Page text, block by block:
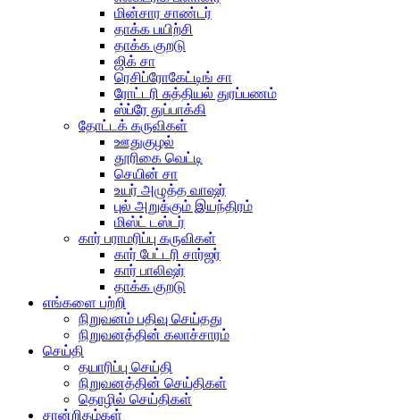
மின்சார சாண்டர்
தாக்க பயிற்சி
தாக்க குறடு
ஜிக் சா
ரெசிப்ரோகேட்டிங் சா
ரோட்டரி சுத்தியல் துரப்பணம்
ஸ்ப்ரே துப்பாக்கி
தோட்டக் கருவிகள்
ஊதுகுழல்
தூரிகை வெட்டி
செயின் சா
உயர் அழுத்த வாஷர்
புல் அறுக்கும் இயந்திரம்
மிஸ்ட் டஸ்டர்
கார் பராமரிப்பு கருவிகள்
கார் பேட்டரி சார்ஜர்
கார் பாலிஷர்
தாக்க குறடு
எங்களை பற்றி
நிறுவனம் பதிவு செய்தது
நிறுவனத்தின் கலாச்சாரம்
செய்தி
தயாரிப்பு செய்தி
நிறுவனத்தின் செய்திகள்
தொழில் செய்திகள்
சான்றிதழ்கள்